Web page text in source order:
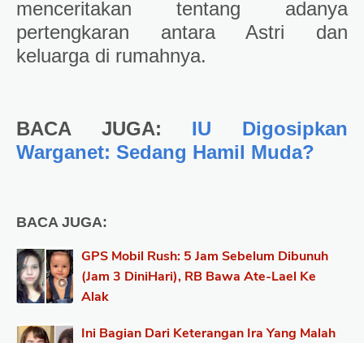
menceritakan tentang adanya
pertengkaran antara Astri dan
keluarga di rumahnya.
BACA JUGA: IU Digosipkan
Warganet: Sedang Hamil Muda?
BACA JUGA:
GPS Mobil Rush: 5 Jam Sebelum Dibunuh
(Jam 3 DiniHari), RB Bawa Ate-Lael Ke
Alak
Ini Bagian Dari Keterangan Ira Yang Malah